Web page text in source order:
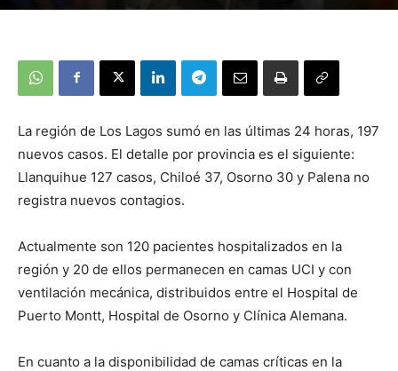
La región de Los Lagos sumó en las últimas 24 horas, 197
nuevos casos. El detalle por provincia es el siguiente:
Llanquihue 127 casos, Chiloé 37, Osorno 30 y Palena no
registra nuevos contagios.
Actualmente son 120 pacientes hospitalizados en la
región y 20 de ellos permanecen en camas UCI y con
ventilación mecánica, distribuidos entre el Hospital de
Puerto Montt, Hospital de Osorno y Clínica Alemana.
En cuanto a la disponibilidad de camas críticas en la